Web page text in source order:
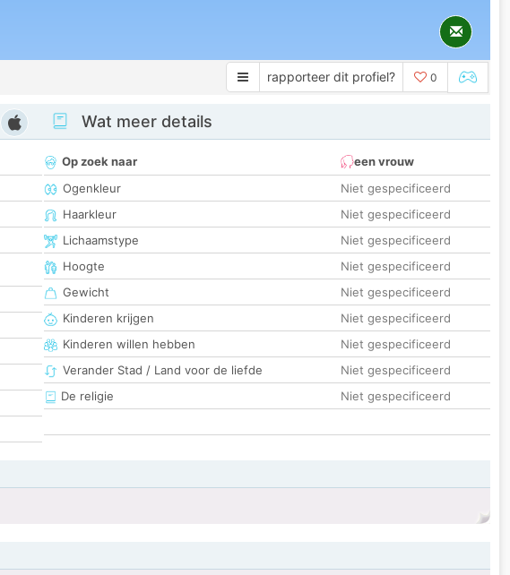
rapporteer dit profiel? 0
Wat meer details
Op zoek naar
een vrouw
Ogenkleur
Niet gespecificeerd
Haarkleur
Niet gespecificeerd
Lichaamstype
Niet gespecificeerd
Hoogte
Niet gespecificeerd
Gewicht
Niet gespecificeerd
Kinderen krijgen
Niet gespecificeerd
Kinderen willen hebben
Niet gespecificeerd
Verander Stad / Land voor de liefde
Niet gespecificeerd
De religie
Niet gespecificeerd